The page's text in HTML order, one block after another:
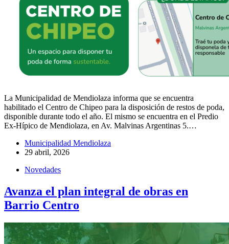
La Municipalidad de Mendiolaza informa que se encuentra
habilitado el Centro de Chipeo para la disposición de restos de poda,
disponible durante todo el año. El mismo se encuentra en el Predio
Ex-Hípico de Mendiolaza, en Av. Malvinas Argentinas 5.…
Municipalidad Mendiolaza
29 abril, 2026
Novedades
Avanza el plan integral de obras en
Barrio Centro